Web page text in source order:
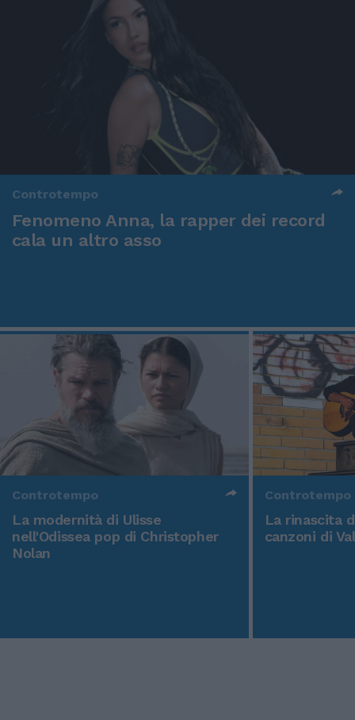
Controtempo
Fenomeno Anna, la rapper dei record
cala un altro asso
Controtempo
La modernità di Ulisse
nell'Odissea pop di Christopher
Nolan
Controtempo
La rinascita
canzoni di